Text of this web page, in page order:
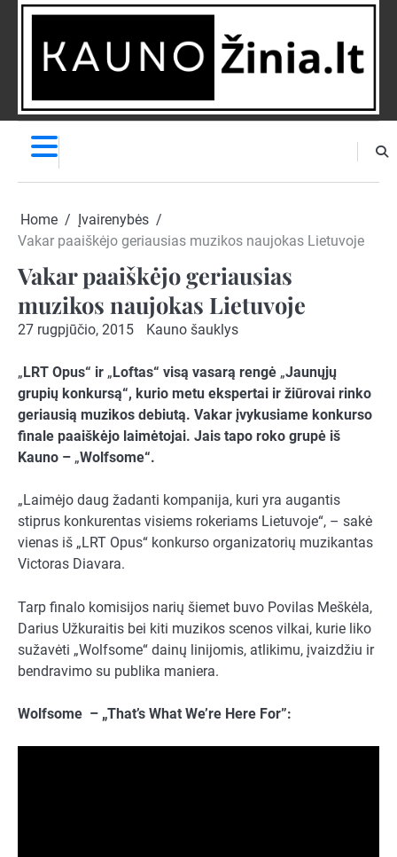
Skip
NAUJIENĄ
Home
Įvairenybės
Vakar paaiškėjo geriausias muzikos naujokas Lietuvoje
Vakar paaiškėjo geriausias
muzikos naujokas Lietuvoje
27 rugpjūčio, 2015 Kauno šauklys
„ LRT Opus“ ir „ Loftas“ visą vasarą rengė „Jaunųjų
grupių konkursą“, kurio metu ekspertai ir žiūrovai rinko
geriausią muzikos debiutą. Vakar įvykusiame konkurso
finale paaiškėjo laimėtojai. Jais tapo roko grupė iš
Kauno – „Wolfsome“.
„Laimėjo daug žadanti kompanija, kuri yra augantis
stiprus konkurentas visiems rokeriams Lietuvoje“, – sakė
vienas iš „LRT Opus“ konkurso organizatorių muzikantas
Victoras Diavara.
Tarp finalo komisijos narių šiemet buvo Povilas Meškėla,
Darius Užkuraitis bei kiti muzikos scenos vilkai, kurie liko
sužavėti „Wolfsome“ dainų linijomis, atlikimu, įvaizdžiu ir
bendravimo su publika maniera.
Wolfsome – „That’s What We’re Here For”: